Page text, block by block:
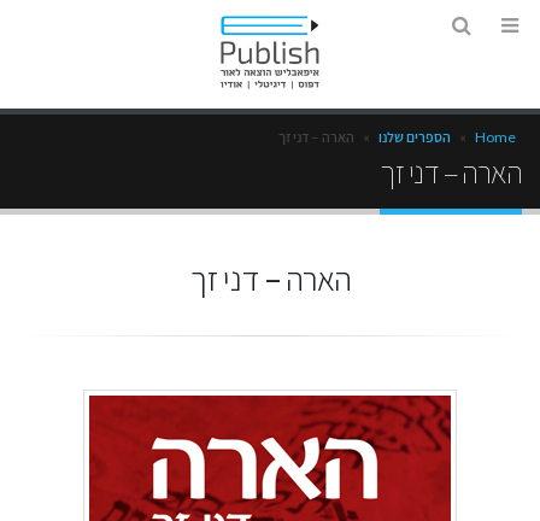
Home
» הספרים שלנו » הארה – דני זך
הארה – דני זך
הארה – דני זך